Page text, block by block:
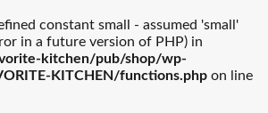
constant small - assumed 'small'
in a future version of PHP) in
kitchen/pub/shop/wp-
KITCHEN/functions.php on line